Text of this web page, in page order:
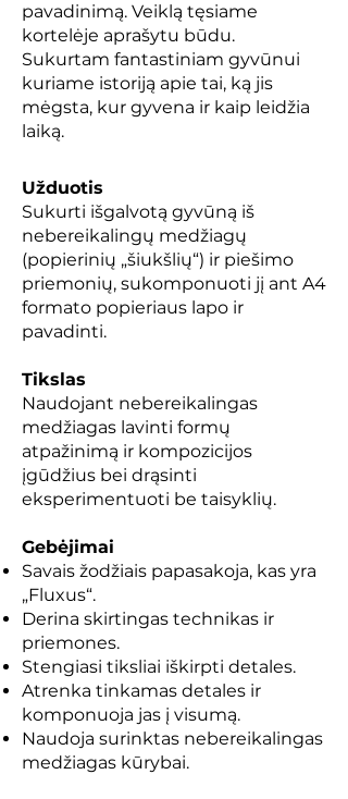
pavadinimą. Veiklą tęsiame
kortelėje aprašytu būdu.
Sukurtam fantastiniam gyvūnui
kuriame istoriją apie tai, ką jis
mėgsta, kur gyvena ir kaip leidžia
laiką.
Užduotis
Sukurti išgalvotą gyvūną iš
nebereikalingų medžiagų
(popierinių „šiukšlių“) ir piešimo
priemonių, sukomponuoti jį ant A4
formato popieriaus lapo ir
pavadinti.
Tikslas
Naudojant nebereikalingas
medžiagas lavinti formų
atpažinimą ir kompozicijos
įgūdžius bei drąsinti
eksperimentuoti be taisyklių.
Gebėjimai
Savais žodžiais papasakoja, kas yra
„Fluxus“.
Derina skirtingas technikas ir
priemones.
Stengiasi tiksliai iškirpti detales.
Atrenka tinkamas detales ir
komponuoja jas į visumą.
Naudoja surinktas nebereikalingas
medžiagas kūrybai.